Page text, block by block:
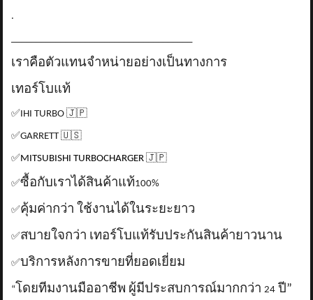
.
เราคือตัวแทนจำหน่ายอย่างเป็นทางการ
เทอร์โบแท้
✅ IHI TURBO🇯🇵
✅GARRETT🇺🇸
✅ MITSUBISHI TURBOCHARGER 🇯🇵
✅ซื้อกับเราได้สินค้าแท้100%
✅คุ้มค่ากว่า ใช้งานได้ในระยะยาว
✅สบายใจกว่า เทอร์โบแท้รับประกันสินค้ายาวนาน
✅บริการหลังการขายที่ยอดเยี่ยม
“ โดยทีมงานมืออาชีพ ผู้มีประสบการณ์มากกว่า24 ปี”